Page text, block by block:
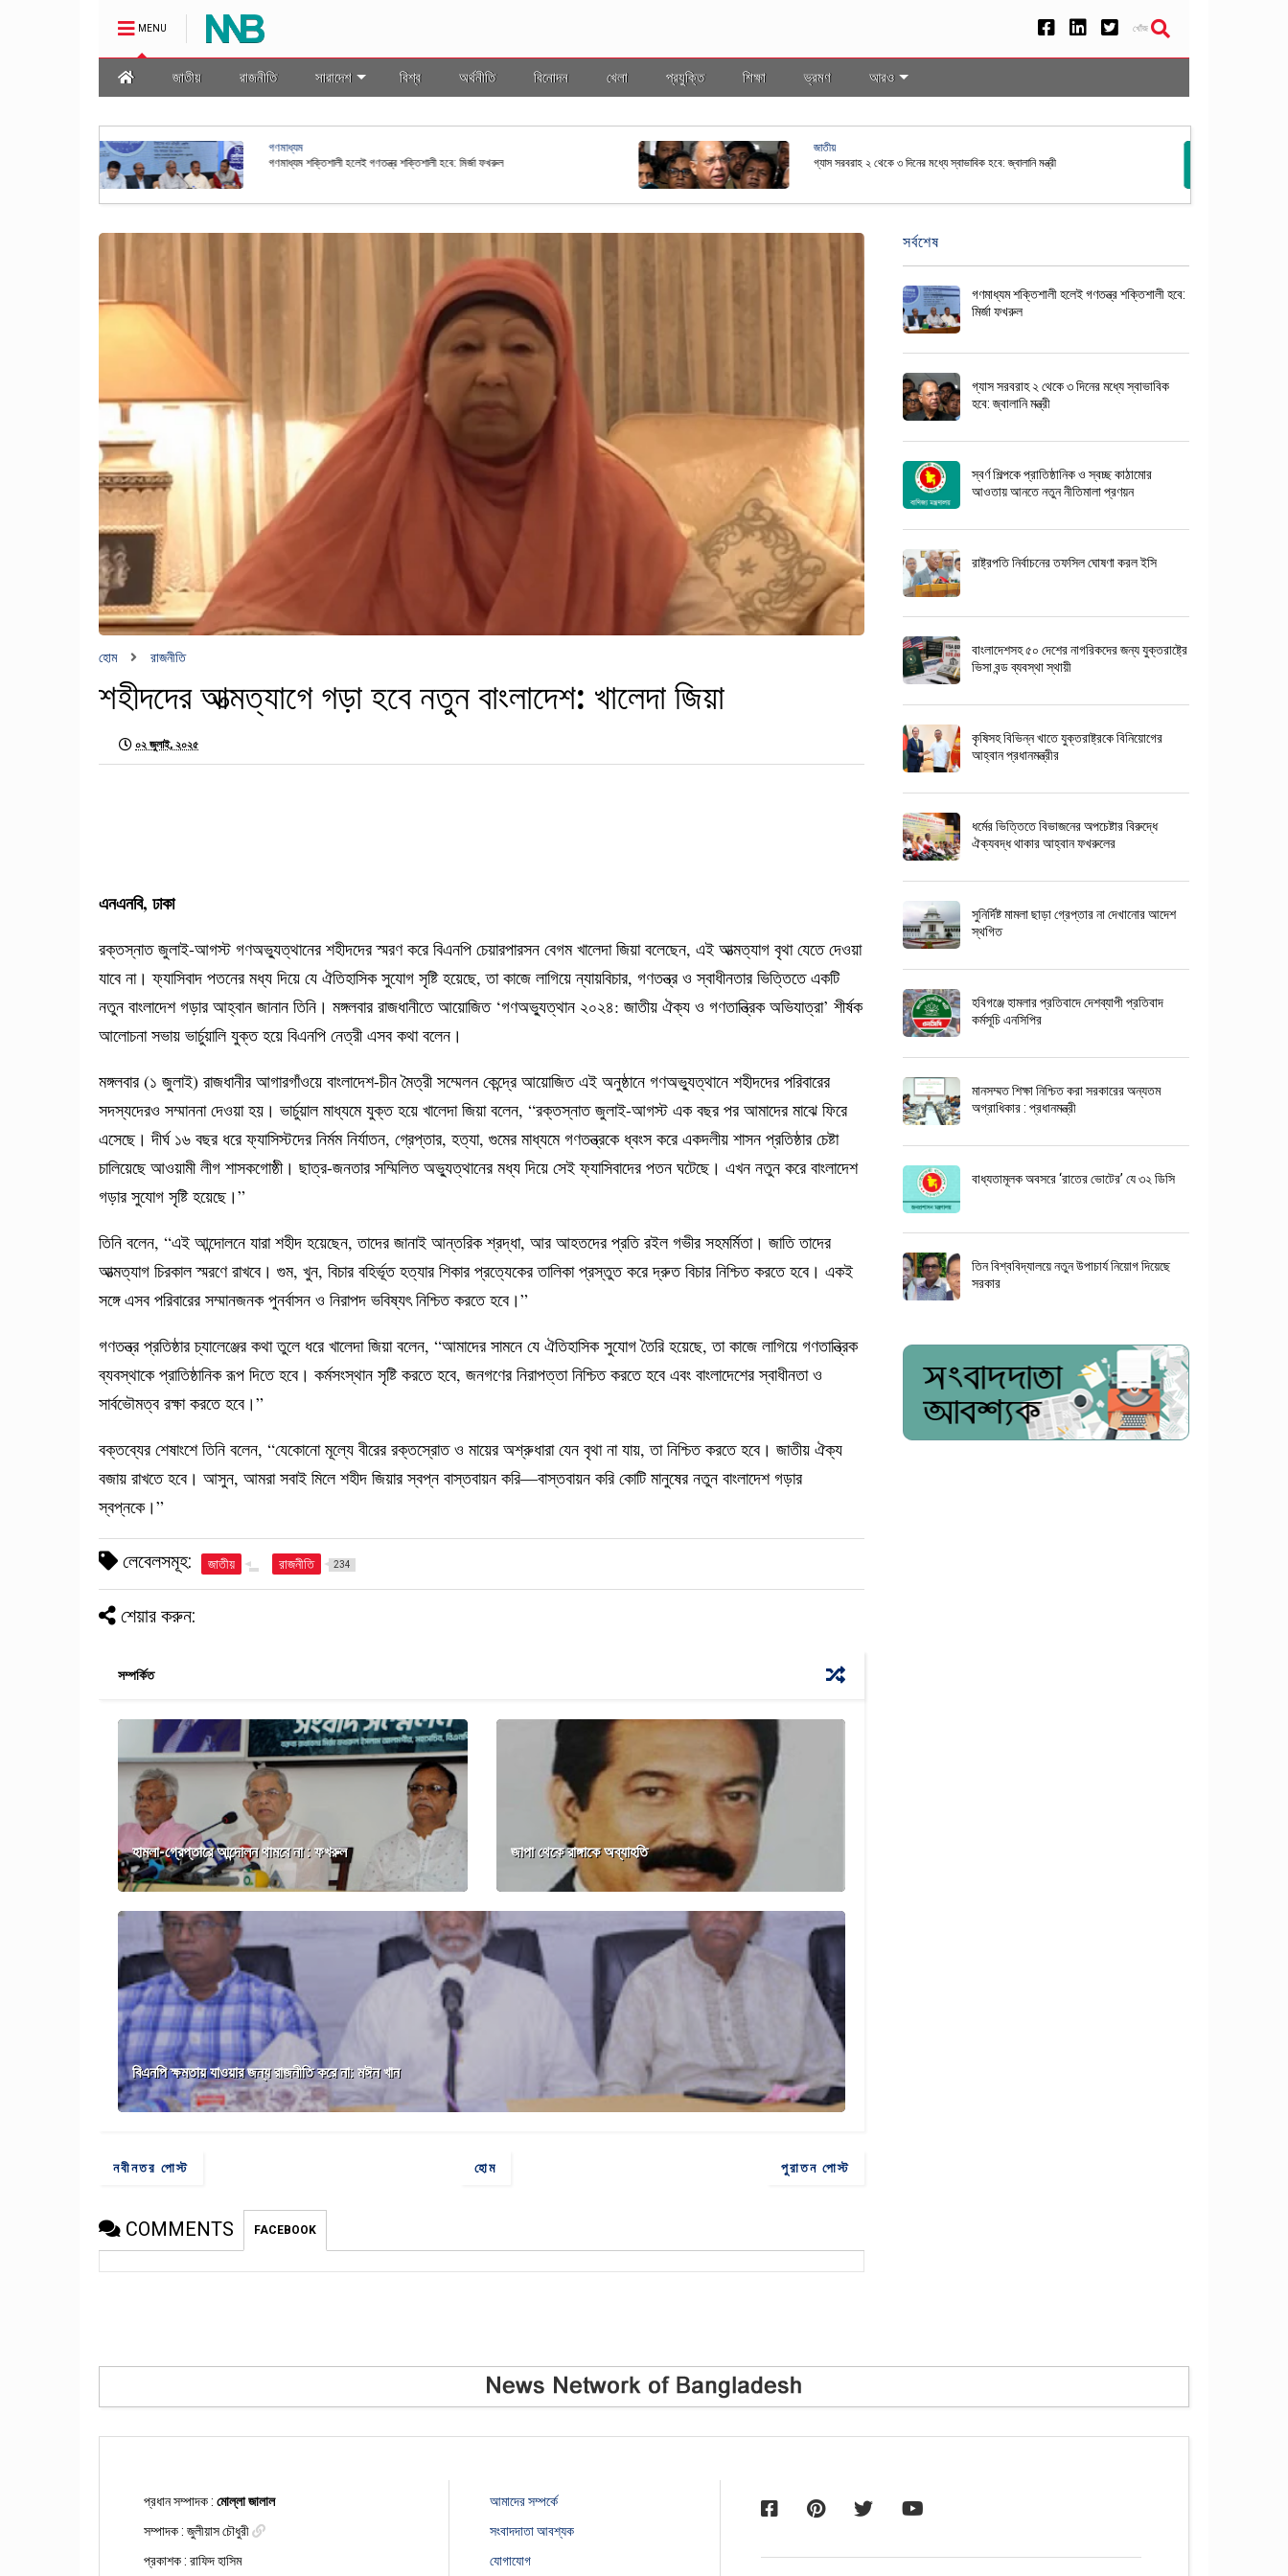
MENU খোঁজ
জাতীয় রাজনীতি সারাদেশ বিশ্ব অর্থনীতি বিনোদন খেলা প্রযুক্তি শিক্ষা ভ্রমণ আরও
অর্থনীতি
স্বর্ণ শিল্পকে প্রাতিষ্ঠানিক ও স্বচ্ছ কাঠামোর আওতায় আনতে নতুন নীতিমালা প্রণয়ন
জাতীয়
রাষ্ট্রপতি নির্বাচনের তফসিল ঘোষণা করল ইসি
হোম রাজনীতি
শহীদদের আত্মত্যাগে গড়া হবে নতুন বাংলাদেশ: খালেদা জিয়া
০২ জুলাই, ২০২৫
এনএনবি, ঢাকা
রক্তস্নাত জুলাই-আগস্ট গণঅভ্যুত্থানের শহীদদের স্মরণ করে বিএনপি চেয়ারপারসন বেগম খালেদা জিয়া বলেছেন, এই আত্মত্যাগ বৃথা যেতে দেওয়া
যাবে না। ফ্যাসিবাদ পতনের মধ্য দিয়ে যে ঐতিহাসিক সুযোগ সৃষ্টি হয়েছে, তা কাজে লাগিয়ে ন্যায়বিচার, গণতন্ত্র ও স্বাধীনতার ভিত্তিতে একটি
নতুন বাংলাদেশ গড়ার আহ্বান জানান তিনি। মঙ্গলবার রাজধানীতে আয়োজিত ‘গণঅভ্যুত্থান ২০২৪: জাতীয় ঐক্য ও গণতান্ত্রিক অভিযাত্রা’ শীর্ষক
আলোচনা সভায় ভার্চুয়ালি যুক্ত হয়ে বিএনপি নেত্রী এসব কথা বলেন।
মঙ্গলবার (১ জুলাই) রাজধানীর আগারগাঁওয়ে বাংলাদেশ-চীন মৈত্রী সম্মেলন কেন্দ্রে আয়োজিত এই অনুষ্ঠানে গণঅভ্যুত্থানে শহীদদের পরিবারের
সদস্যদেরও সম্মাননা দেওয়া হয়। ভার্চুয়াল মাধ্যমে যুক্ত হয়ে খালেদা জিয়া বলেন, “রক্তস্নাত জুলাই-আগস্ট এক বছর পর আমাদের মাঝে ফিরে
এসেছে। দীর্ঘ ১৬ বছর ধরে ফ্যাসিস্টদের নির্মম নির্যাতন, গ্রেপ্তার, হত্যা, গুমের মাধ্যমে গণতন্ত্রকে ধ্বংস করে একদলীয় শাসন প্রতিষ্ঠার চেষ্টা
চালিয়েছে আওয়ামী লীগ শাসকগোষ্ঠী। ছাত্র-জনতার সম্মিলিত অভ্যুত্থানের মধ্য দিয়ে সেই ফ্যাসিবাদের পতন ঘটেছে। এখন নতুন করে বাংলাদেশ
গড়ার সুযোগ সৃষ্টি হয়েছে।”
তিনি বলেন, “এই আন্দোলনে যারা শহীদ হয়েছেন, তাদের জানাই আন্তরিক শ্রদ্ধা, আর আহতদের প্রতি রইল গভীর সহমর্মিতা। জাতি তাদের
আত্মত্যাগ চিরকাল স্মরণে রাখবে। গুম, খুন, বিচার বহির্ভূত হত্যার শিকার প্রত্যেকের তালিকা প্রস্তুত করে দ্রুত বিচার নিশ্চিত করতে হবে। একই
সঙ্গে এসব পরিবারের সম্মানজনক পুনর্বাসন ও নিরাপদ ভবিষ্যৎ নিশ্চিত করতে হবে।”
গণতন্ত্র প্রতিষ্ঠার চ্যালেঞ্জের কথা তুলে ধরে খালেদা জিয়া বলেন, “আমাদের সামনে যে ঐতিহাসিক সুযোগ তৈরি হয়েছে, তা কাজে লাগিয়ে গণতান্ত্রিক
ব্যবস্থাকে প্রাতিষ্ঠানিক রূপ দিতে হবে। কর্মসংস্থান সৃষ্টি করতে হবে, জনগণের নিরাপত্তা নিশ্চিত করতে হবে এবং বাংলাদেশের স্বাধীনতা ও
সার্বভৌমত্ব রক্ষা করতে হবে।”
বক্তব্যের শেষাংশে তিনি বলেন, “যেকোনো মূল্যে বীরের রক্তস্রোত ও মায়ের অশ্রুধারা যেন বৃথা না যায়, তা নিশ্চিত করতে হবে। জাতীয় ঐক্য
বজায় রাখতে হবে। আসুন, আমরা সবাই মিলে শহীদ জিয়ার স্বপ্ন বাস্তবায়ন করি—বাস্তবায়ন করি কোটি মানুষের নতুন বাংলাদেশ গড়ার
স্বপ্নকে।”
লেবেলসমূহ: জাতীয় রাজনীতি 234
শেয়ার করুন:
সম্পর্কিত
হামলা-গ্রেপ্তারে আন্দোলন থামবে না : ফখরুল জাপা থেকে রাঙ্গাকে অব্যাহতি
বিএনপি ক্ষমতায় যাওয়ার জন্য রাজনীতি করে না: মঈন খান
নবীনতর পোস্ট পুরাতন পোস্ট
হোম
COMMENTS FACEBOOK
সর্বশেষ
গণমাধ্যম শক্তিশালী হলেই গণতন্ত্র শক্তিশালী হবে:
মির্জা ফখরুল
গ্যাস সরবরাহ ২ থেকে ৩ দিনের মধ্যে স্বাভাবিক
হবে: জ্বালানি মন্ত্রী
স্বর্ণ শিল্পকে প্রাতিষ্ঠানিক ও স্বচ্ছ কাঠামোর
আওতায় আনতে নতুন নীতিমালা প্রণয়ন
রাষ্ট্রপতি নির্বাচনের তফসিল ঘোষণা করল ইসি
বাংলাদেশসহ ৫০ দেশের নাগরিকদের জন্য যুক্তরাষ্ট্রে
ভিসা বন্ড ব্যবস্থা স্থায়ী
কৃষিসহ বিভিন্ন খাতে যুক্তরাষ্ট্রকে বিনিয়োগের
আহ্বান প্রধানমন্ত্রীর
ধর্মের ভিত্তিতে বিভাজনের অপচেষ্টার বিরুদ্ধে
ঐক্যবদ্ধ থাকার আহ্বান ফখরুলের
সুনির্দিষ্ট মামলা ছাড়া গ্রেপ্তার না দেখানোর আদেশ
স্থগিত
হবিগঞ্জে হামলার প্রতিবাদে দেশব্যাপী প্রতিবাদ
কর্মসূচি এনসিপির
মানসম্মত শিক্ষা নিশ্চিত করা সরকারের অন্যতম
অগ্রাধিকার : প্রধানমন্ত্রী
বাধ্যতামূলক অবসরে ‘রাতের ভোটের’ যে ৩২ ডিসি
তিন বিশ্ববিদ্যালয়ে নতুন উপাচার্য নিয়োগ দিয়েছে
সরকার
প্রধান সম্পাদক : মোল্লা জালাল
সম্পাদক : জুলীয়াস চৌধুরী
প্রকাশক : রাফিদ হাসিম
আমাদের সম্পর্কে
সংবাদদাতা আবশ্যক
যোগাযোগ